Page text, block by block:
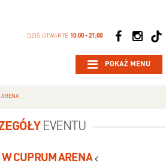
DZIŚ OTWARTE 10:00 - 21:00
POKAŻ MENU
ARENA
EVENTU
W CUPRUM ARENA